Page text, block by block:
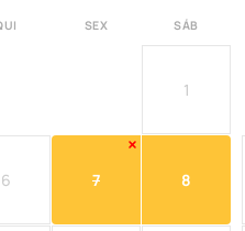
SEX SÁB
1
6 7 8